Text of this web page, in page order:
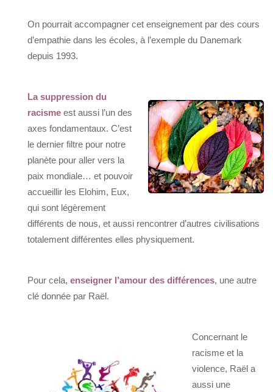
On pourrait accompagner cet enseignement par des cours
d’empathie dans les écoles, à l’exemple du Danemark
depuis 1993.
La suppression du
racisme est aussi l’un des
axes fondamentaux. C’est
le dernier filtre pour notre
planète pour aller vers la
paix mondiale… et pouvoir
accueillir les Elohim, Eux,
qui sont légèrement
différents de nous, et aussi rencontrer d’autres civilisations
totalement différentes elles physiquement.
Pour cela, enseigner l’amour des différences, une autre
clé donnée par Raël.
Concernant le
racisme et la
violence, Raël a
aussi une